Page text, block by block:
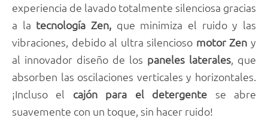
experiencia de lavado totalmente silenciosa gracias
a la tecnología Zen, que minimiza el ruido y las
vibraciones, debido al ultra silencioso motor Zen y
al innovador diseño de los paneles laterales, que
absorben las oscilaciones verticales y horizontales.
¡Incluso el cajón para el detergente se abre
suavemente con un toque, sin hacer ruido!